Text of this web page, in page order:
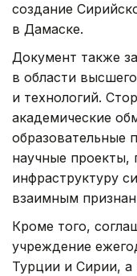
создание
в Дамаске.
Документ также
в области
и технологий.
академические
образовательные
научные
инфраструктуру
взаимным
Кроме того,
учреждение
Турции и Сирии, а